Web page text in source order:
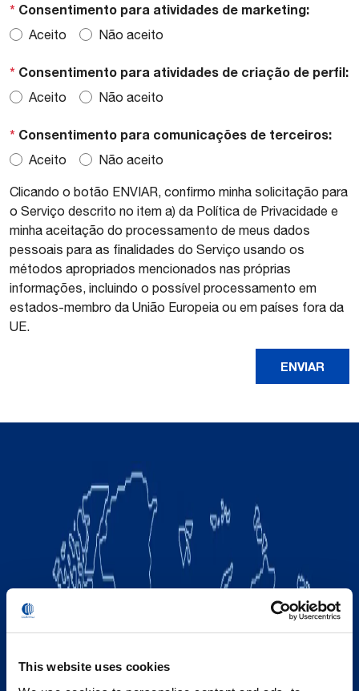
This website uses cookies
* Consentimento para atividades de marketing:
Aceito Não aceito
* Consentimento para atividades de criação de perfil:
Aceito Não aceito
* Consentimento para comunicações de terceiros:
Aceito Não aceito
Clicando o botão ENVIAR, confirmo minha solicitação para
o Serviço descrito no item a) da Política de Privacidade e
minha aceitação do processamento de meus dados
pessoais para as finalidades do Serviço usando os
métodos apropriados mencionados nas próprias
informações, incluindo o possível processamento em
estados-membro da União Europeia ou em países fora da
UE.